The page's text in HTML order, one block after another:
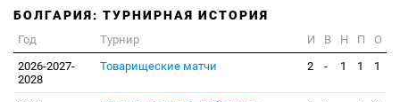
БОЛГАРИЯ: ТУРНИРНАЯ ИСТОРИЯ
Год Турнир И В Н П
О
2026-2027-
2028
Товарищеские матчи 2 - 1 1 1